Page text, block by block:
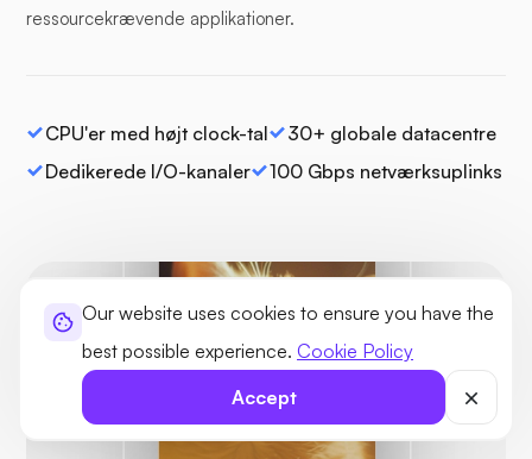
Our website uses cookies to ensure you have the
best possible experience. Cookie Policy
Accept
ressourcekrævende applikationer.
CPU'er med højt clock-tal
30+ globale datacentre
Dedikerede I/O-kanaler
100 Gbps netværksuplinks
Beskyttet